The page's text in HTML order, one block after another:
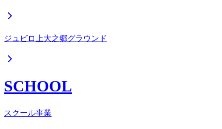
ジュビロ上大之郷グラウンド
SCHOOL
スクール事業